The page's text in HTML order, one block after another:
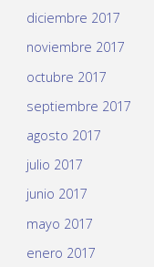
diciembre 2017
noviembre 2017
octubre 2017
septiembre 2017
agosto 2017
julio 2017
junio 2017
mayo 2017
enero 2017